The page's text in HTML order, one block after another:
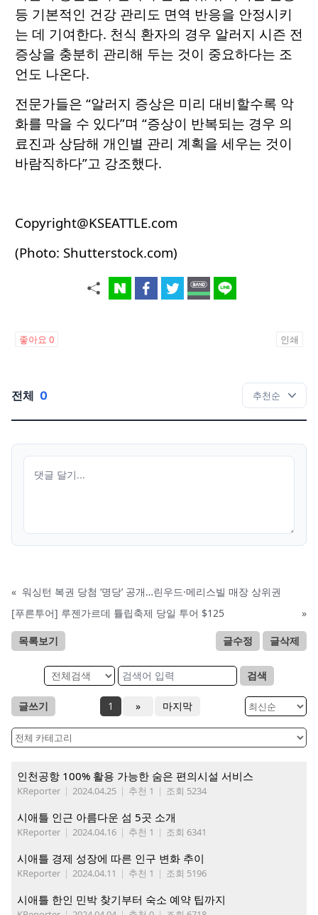
등 기본적인 건강 관리도 면역 반응을 안정시키
는 데 기여한다. 천식 환자의 경우 알러지 시즌 전
증상을 충분히 관리해 두는 것이 중요하다는 조
언도 나온다.
전문가들은 “알러지 증상은 미리 대비할수록 악
화를 막을 수 있다”며 “증상이 반복되는 경우 의
료진과 상담해 개인별 관리 계획을 세우는 것이
바람직하다”고 강조했다.
Copyright@KSEATTLE.com
(Photo: Shutterstock.com)
좋아요 0 인쇄
전체 0
« 워싱턴 복권 당첨 ‘명당’ 공개…린우드·메리스빌 매장 상위권
[푸른투어] 루젠가르데 튤립축제 당일 투어 $125
»
목록보기 글수정 글삭제
검색
글쓰기 1 » 마지막
인천공항 100% 활용 가능한 숨은 편의시설 서비스
KReporter | 2024.04.25 | 추천 1 | 조회 5234
시애틀 인근 아름다운 섬 5곳 소개
KReporter | 2024.04.16 | 추천 1 | 조회 6341
시애틀 경제 성장에 따른 인구 변화 추이
KReporter | 2024.04.11 | 추천 1 | 조회 5196
시애틀 한인 민박 찾기부터 숙소 예약 팁까지